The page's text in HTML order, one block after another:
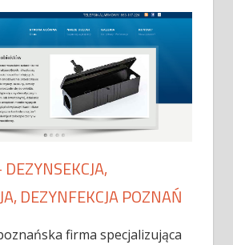
DEZYNFEKCJA POZNAŃ
firma specjalizująca